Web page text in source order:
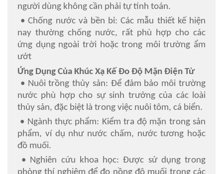
người dùng không cần phải tự tính toán.
• Chống nước và bền bỉ: Các mẫu thiết kế hiện
nay thường chống nước, rất phù hợp cho các
ứng dụng ngoài trời hoặc trong môi trường ẩm
ướt
Ứng Dụng Của Khúc Xạ Kế Đo Độ Mặn Điện Tử
• Nuôi trồng thủy sản: Để đảm bảo môi trường
nước phù hợp cho sự sinh trưởng của các loài
thủy sản, đặc biệt là trong việc nuôi tôm, cá biển.
• Ngành thực phẩm: Kiểm tra độ mặn trong sản
phẩm, ví dụ như nước chấm, nước tương hoặc
đồ muối.
• Nghiên cứu khoa học: Được sử dụng trong